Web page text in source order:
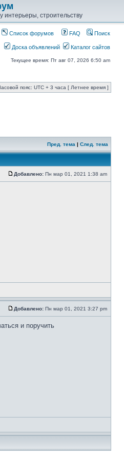
строительству
Список форумов FAQ Поиск
Доска объявлений Каталог сайтов
Текущее время: Пт авг 07, 2026 6:50 am
пояс: UTC + 3 часа [ Летнее время ]
Пред. тема | След. тема
Добавлено: Пн мар 01, 2021 1:38 am
Добавлено: Пн мар 01, 2021 3:27 pm
и поручить